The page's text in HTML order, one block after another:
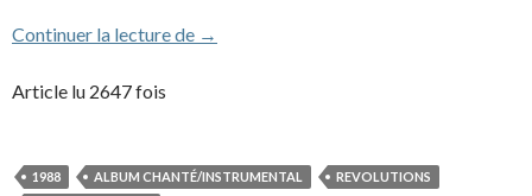
Continuer la lecture de Révolutions
→
Article lu 2647 fois
1988 ALBUM CHANTÉ/INSTRUMENTAL
REVOLUTIONS